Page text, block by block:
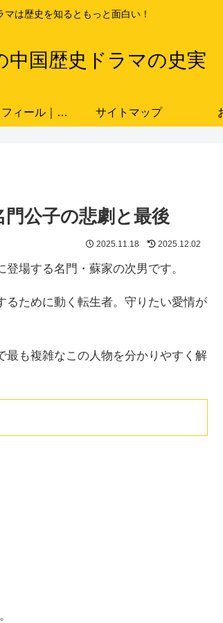
マは歴史を知るともっと面白い！
中国歴史ドラマの史実
運営者プロフィール｜ドラマと史実をつなぐ歴史ブロガー「フミヤ」 サイトマップ
公子の悲劇と最後
2025.11.18 2025.12.02
場する名門・蘇家の次男です。
ために動く転生者。守りたい愛情が
も複雑なこの人物を分かりやすく解